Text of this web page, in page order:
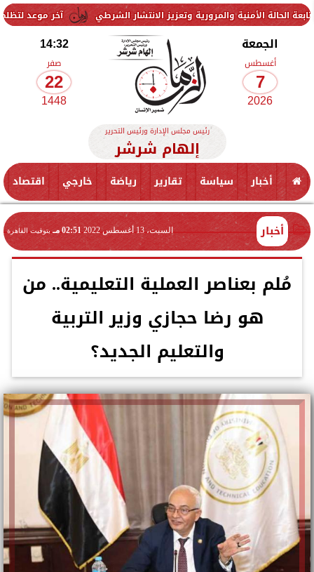
آخر موعد لتظلمات الثانوية العامة 2026.. الرابط والرسوم وخطوات والمرورية وتعزيز الانتشار الشرطي
الجمعة
أغسطس
7
2026
14:32
صفر
22
1448
رئيس مجلس الإدارة ورئيس التحرير
إلهام شرشر
أخبار سياسة تقارير رياضة خارجي اقتصاد
أخبار السبت، 13 أغسطس 2022 02:51 مـ بتوقيت القاهرة
مُلم بعناصر العملية التعليمية.. من
هو رضا حجازي وزير التربية
والتعليم الجديد؟